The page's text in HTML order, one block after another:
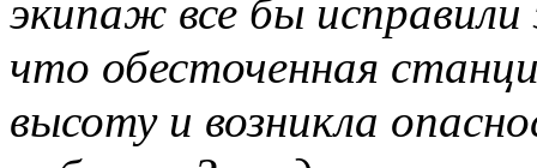
экипаж все бы
что обесточенная
высоту и возникла